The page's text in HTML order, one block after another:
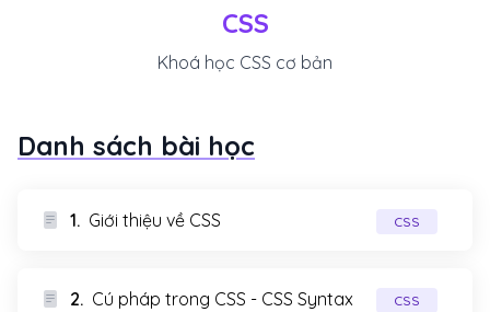
CSS
Khoá học CSS cơ bản
Danh sách bài học
1. Giới thiệu về CSS CSS
2. Cú pháp trong CSS - CSS Syntax CSS